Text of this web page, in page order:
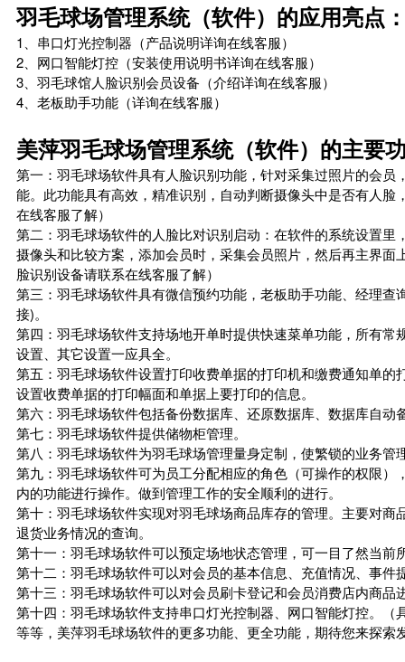
羽毛球场管理系统（软件）的应用亮点
1、串口灯光控制器（产品说明详询在线客服）
2、网口智能灯控（安装使用说明书详询在线客服）
3、羽毛球馆人脸识别会员设备（介绍详询在线客服）
4、老板助手功能（详询在线客服）
美萍羽毛球场管理系统（软件）的主要
第一：羽毛球场软件具有人脸识别功能，针对采集过照片的会
能。此功能具有高效，精准识别，自动判断摄像头中是否有人
在线客服了解）
第二：羽毛球场软件的人脸比对识别启动：在软件的系统设置
摄像头和比较方案，添加会员时，采集会员照片，然后再主界
脸识别设备请联系在线客服了解）
第三：羽毛球场软件具有微信预约功能，老板助手功能、经理
接)。
第四：羽毛球场软件支持场地开单时提供快速菜单功能，所有
设置、其它设置一应具全。
第五：羽毛球场软件设置打印收费单据的打印机和缴费通知单
设置收费单据的打印幅面和单据上要打印的信息。
第六：羽毛球场软件包括备份数据库、还原数据库、数据库自动
第七：羽毛球场软件提供储物柜管理。
第八：羽毛球场软件为羽毛球场管理量身定制，使繁锁的业务管
第九：羽毛球场软件可为员工分配相应的角色（可操作的权限
内的功能进行操作。做到管理工作的安全顺利的进行。
第十：羽毛球场软件实现对羽毛球场商品库存的管理。主要对
退货业务情况的查询。
第十一：羽毛球场软件可以预定场地状态管理，可一目了然当前
第十二：羽毛球场软件可以对会员的基本信息、充值情况、事件
第十三：羽毛球场软件可以对会员刷卡登记和会员消费店内商品
第十四：羽毛球场软件支持串口灯光控制器、网口智能灯控。
等等，美萍羽毛球场软件的更多功能、更全功能，期待您来探索